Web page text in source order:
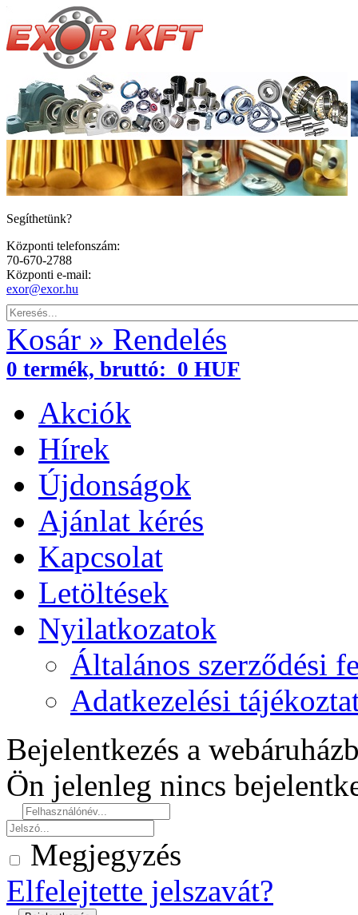
Segíthetünk?
Központi telefonszám:
70-670-2788
Központi e-mail:
exor@exor.hu
Kosár » Rendelés
0 termék, bruttó: 0 HUF
Akciók
Hírek
Újdonságok
Ajánlat kérés
Kapcsolat
Letöltések
Nyilatkozatok
Általános szerződési
Adatkezelési
Bejelentkezés a
Ön jelenleg nincs
Megjegyzés
Elfelejtette jelszavát?